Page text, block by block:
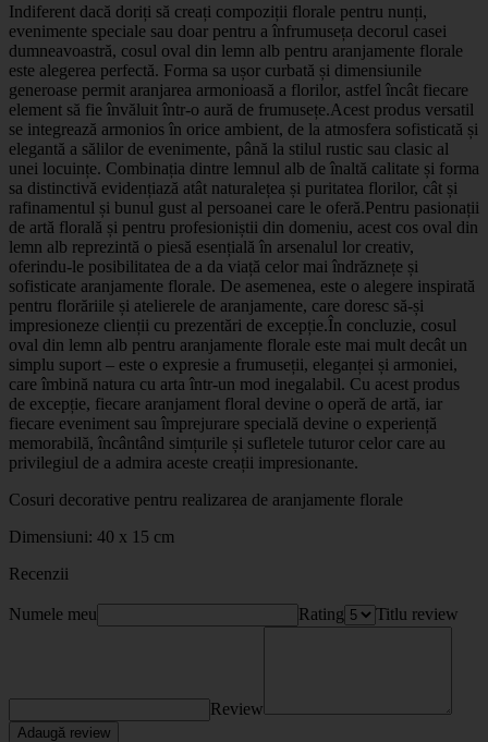
Indiferent dacă doriți să creați compoziții florale pentru nunți,
evenimente speciale sau doar pentru a înfrumuseța decorul casei
dumneavoastră, cosul oval din lemn alb pentru aranjamente florale
este alegerea perfectă. Forma sa ușor curbată și dimensiunile
generoase permit aranjarea armonioasă a florilor, astfel încât fiecare
element să fie învăluit într-o aură de frumusețe.Acest produs versatil
se integrează armonios în orice ambient, de la atmosfera sofisticată și
elegantă a sălilor de evenimente, până la stilul rustic sau clasic al
unei locuințe. Combinația dintre lemnul alb de înaltă calitate și forma
sa distinctivă evidențiază atât naturalețea și puritatea florilor, cât și
rafinamentul și bunul gust al persoanei care le oferă.Pentru pasionații
de artă florală și pentru profesioniștii din domeniu, acest cos oval din
lemn alb reprezintă o piesă esențială în arsenalul lor creativ,
oferindu-le posibilitatea de a da viață celor mai îndrăznețe și
sofisticate aranjamente florale. De asemenea, este o alegere inspirată
pentru florăriile și atelierele de aranjamente, care doresc să-și
impresioneze clienții cu prezentări de excepție.În concluzie, cosul
oval din lemn alb pentru aranjamente florale este mai mult decât un
simplu suport – este o expresie a frumuseții, eleganței și armoniei,
care îmbină natura cu arta într-un mod inegalabil. Cu acest produs
de excepție, fiecare aranjament floral devine o operă de artă, iar
fiecare eveniment sau împrejurare specială devine o experiență
memorabilă, încântând simțurile și sufletele tuturor celor care au
privilegiul de a admira aceste creații impresionante.
Cosuri decorative pentru realizarea de aranjamente florale
Dimensiuni: 40 x 15 cm
Recenzii
Numele meu Rating Titlu review
Review
Adaugă review